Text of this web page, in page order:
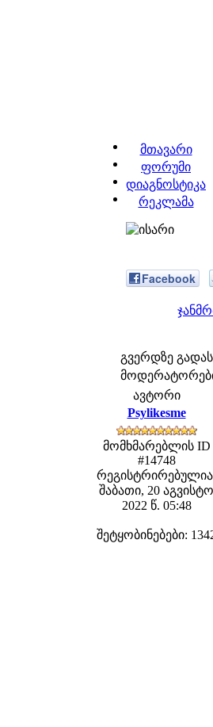
მთავარი
ფორუმი
დიაგნოსტიკა
რეკლამა
Facebook
გვერდზე
მოდერატორები:
ავტორი
Psylikesme
მომხმარებლის ID
#14748
შაბათი, 20 აგვისტო
2022 წ. 05:48
შეტყობინებები: